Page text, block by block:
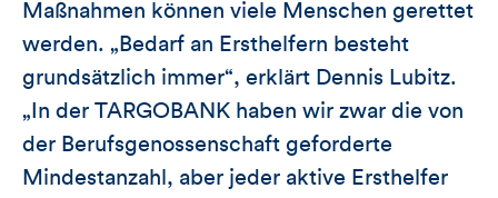
Maßnahmen können viele Menschen gerettet
werden. „Bedarf an Ersthelfern besteht
grundsätzlich immer“, erklärt Dennis Lubitz.
„In der TARGOBANK haben wir zwar die von
der Berufsgenossenschaft geforderte
Mindestanzahl, aber jeder aktive Ersthelfer